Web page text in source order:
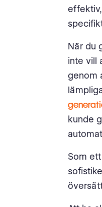
När du
inte vill
genom
kunde
Som